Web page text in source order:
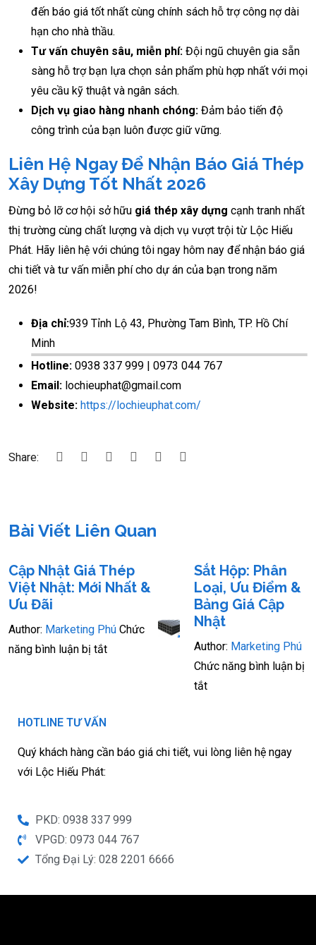
đến báo giá tốt nhất cùng chính sách hỗ trợ công nợ dài
hạn cho nhà thầu.
Tư vấn chuyên sâu, miễn phí: Đội ngũ chuyên gia sẵn
sàng hỗ trợ bạn lựa chọn sản phẩm phù hợp nhất với mọi
yêu cầu kỹ thuật và ngân sách.
Dịch vụ giao hàng nhanh chóng: Đảm bảo tiến độ
công trình của bạn luôn được giữ vững.
Liên Hệ Ngay Để Nhận Báo Giá Thép
Xây Dựng Tốt Nhất 2026
Đừng bỏ lỡ cơ hội sở hữu giá thép xây dựng cạnh tranh nhất
thị trường cùng chất lượng và dịch vụ vượt trội từ Lộc Hiếu
Phát. Hãy liên hệ với chúng tôi ngay hôm nay để nhận báo giá
chi tiết và tư vấn miễn phí cho dự án của bạn trong năm
2026!
Địa chỉ:939 Tỉnh Lộ 43, Phường Tam Bình, TP. Hồ Chí
Minh
Hotline: 0938 337 999 | 0973 044 767
Email: lochieuphat@gmail.com
Website: https://lochieuphat.com/
Share:
Bài Viết Liên Quan
Cập Nhật Giá Thép
Việt Nhật: Mới Nhất &
Ưu Đãi
Author: Marketing Phú Chức
năng bình luận bị tắt
Sắt Hộp: Phân
Loại, Ưu Điểm &
Bảng Giá Cập
Nhật
Author: Marketing Phú
Chức năng bình luận bị
tắt
HOTLINE TƯ VẤN
Quý khách hàng cần báo giá chi tiết, vui lòng liên hệ ngay
với Lộc Hiếu Phát:
PKD: 0938 337 999
VPGD: 0973 044 767
Tổng Đại Lý: 028 2201 6666